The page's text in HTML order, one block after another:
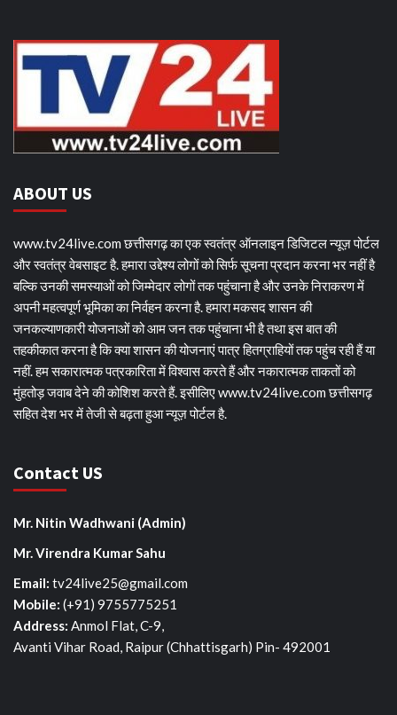
ABOUT US
www.tv24live.com छत्तीसगढ़ का एक स्वतंत्र ऑनलाइन डिजिटल न्यूज़ पोर्टल
और स्वतंत्र वेबसाइट है. हमारा उद्देश्य लोगों को सिर्फ सूचना प्रदान करना भर नहीं है
बल्कि उनकी समस्याओं को जिम्मेदार लोगों तक पहुंचाना है और उनके निराकरण में
अपनी महत्वपूर्ण भूमिका का निर्वहन करना है. हमारा मकसद शासन की
जनकल्याणकारी योजनाओं को आम जन तक पहुंचाना भी है तथा इस बात की
तहकीकात करना है कि क्या शासन की योजनाएं पात्र हितग्राहियों तक पहुंच रही हैं या
नहीं. हम सकारात्मक पत्रकारिता में विश्वास करते हैं और नकारात्मक ताकतों को
मुंहतोड़ जवाब देने की कोशिश करते हैं. इसीलिए www.tv24live.com छत्तीसगढ़
सहित देश भर में तेजी से बढ़ता हुआ न्यूज़ पोर्टल है.
Contact US
Mr. Nitin Wadhwani (Admin)
Mr. Virendra Kumar Sahu
Email: tv24live25@gmail.com
Mobile: ‪ (+91) 9755775251‬
Address: Anmol Flat, C-9,
Avanti Vihar Road, Raipur (Chhattisgarh) Pin- 492001